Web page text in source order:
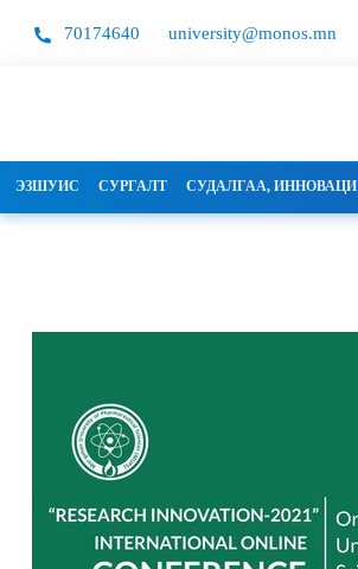
70174640 university@monos.mn
ЭЗШУИС СУРГАЛТ СУДАЛГАА, ИННОВАЦИ